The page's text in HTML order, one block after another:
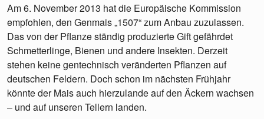
Am 6. November 2013 hat die Europäische Kommission
empfohlen, den Genmais „1507“ zum Anbau zuzulassen.
Das von der Pflanze ständig produzierte Gift gefährdet
Schmetterlinge, Bienen und andere Insekten. Derzeit
stehen keine gentechnisch veränderten Pflanzen auf
deutschen Feldern. Doch schon im nächsten Frühjahr
könnte der Mais auch hierzulande auf den Äckern wachsen
– und auf unseren Tellern landen.